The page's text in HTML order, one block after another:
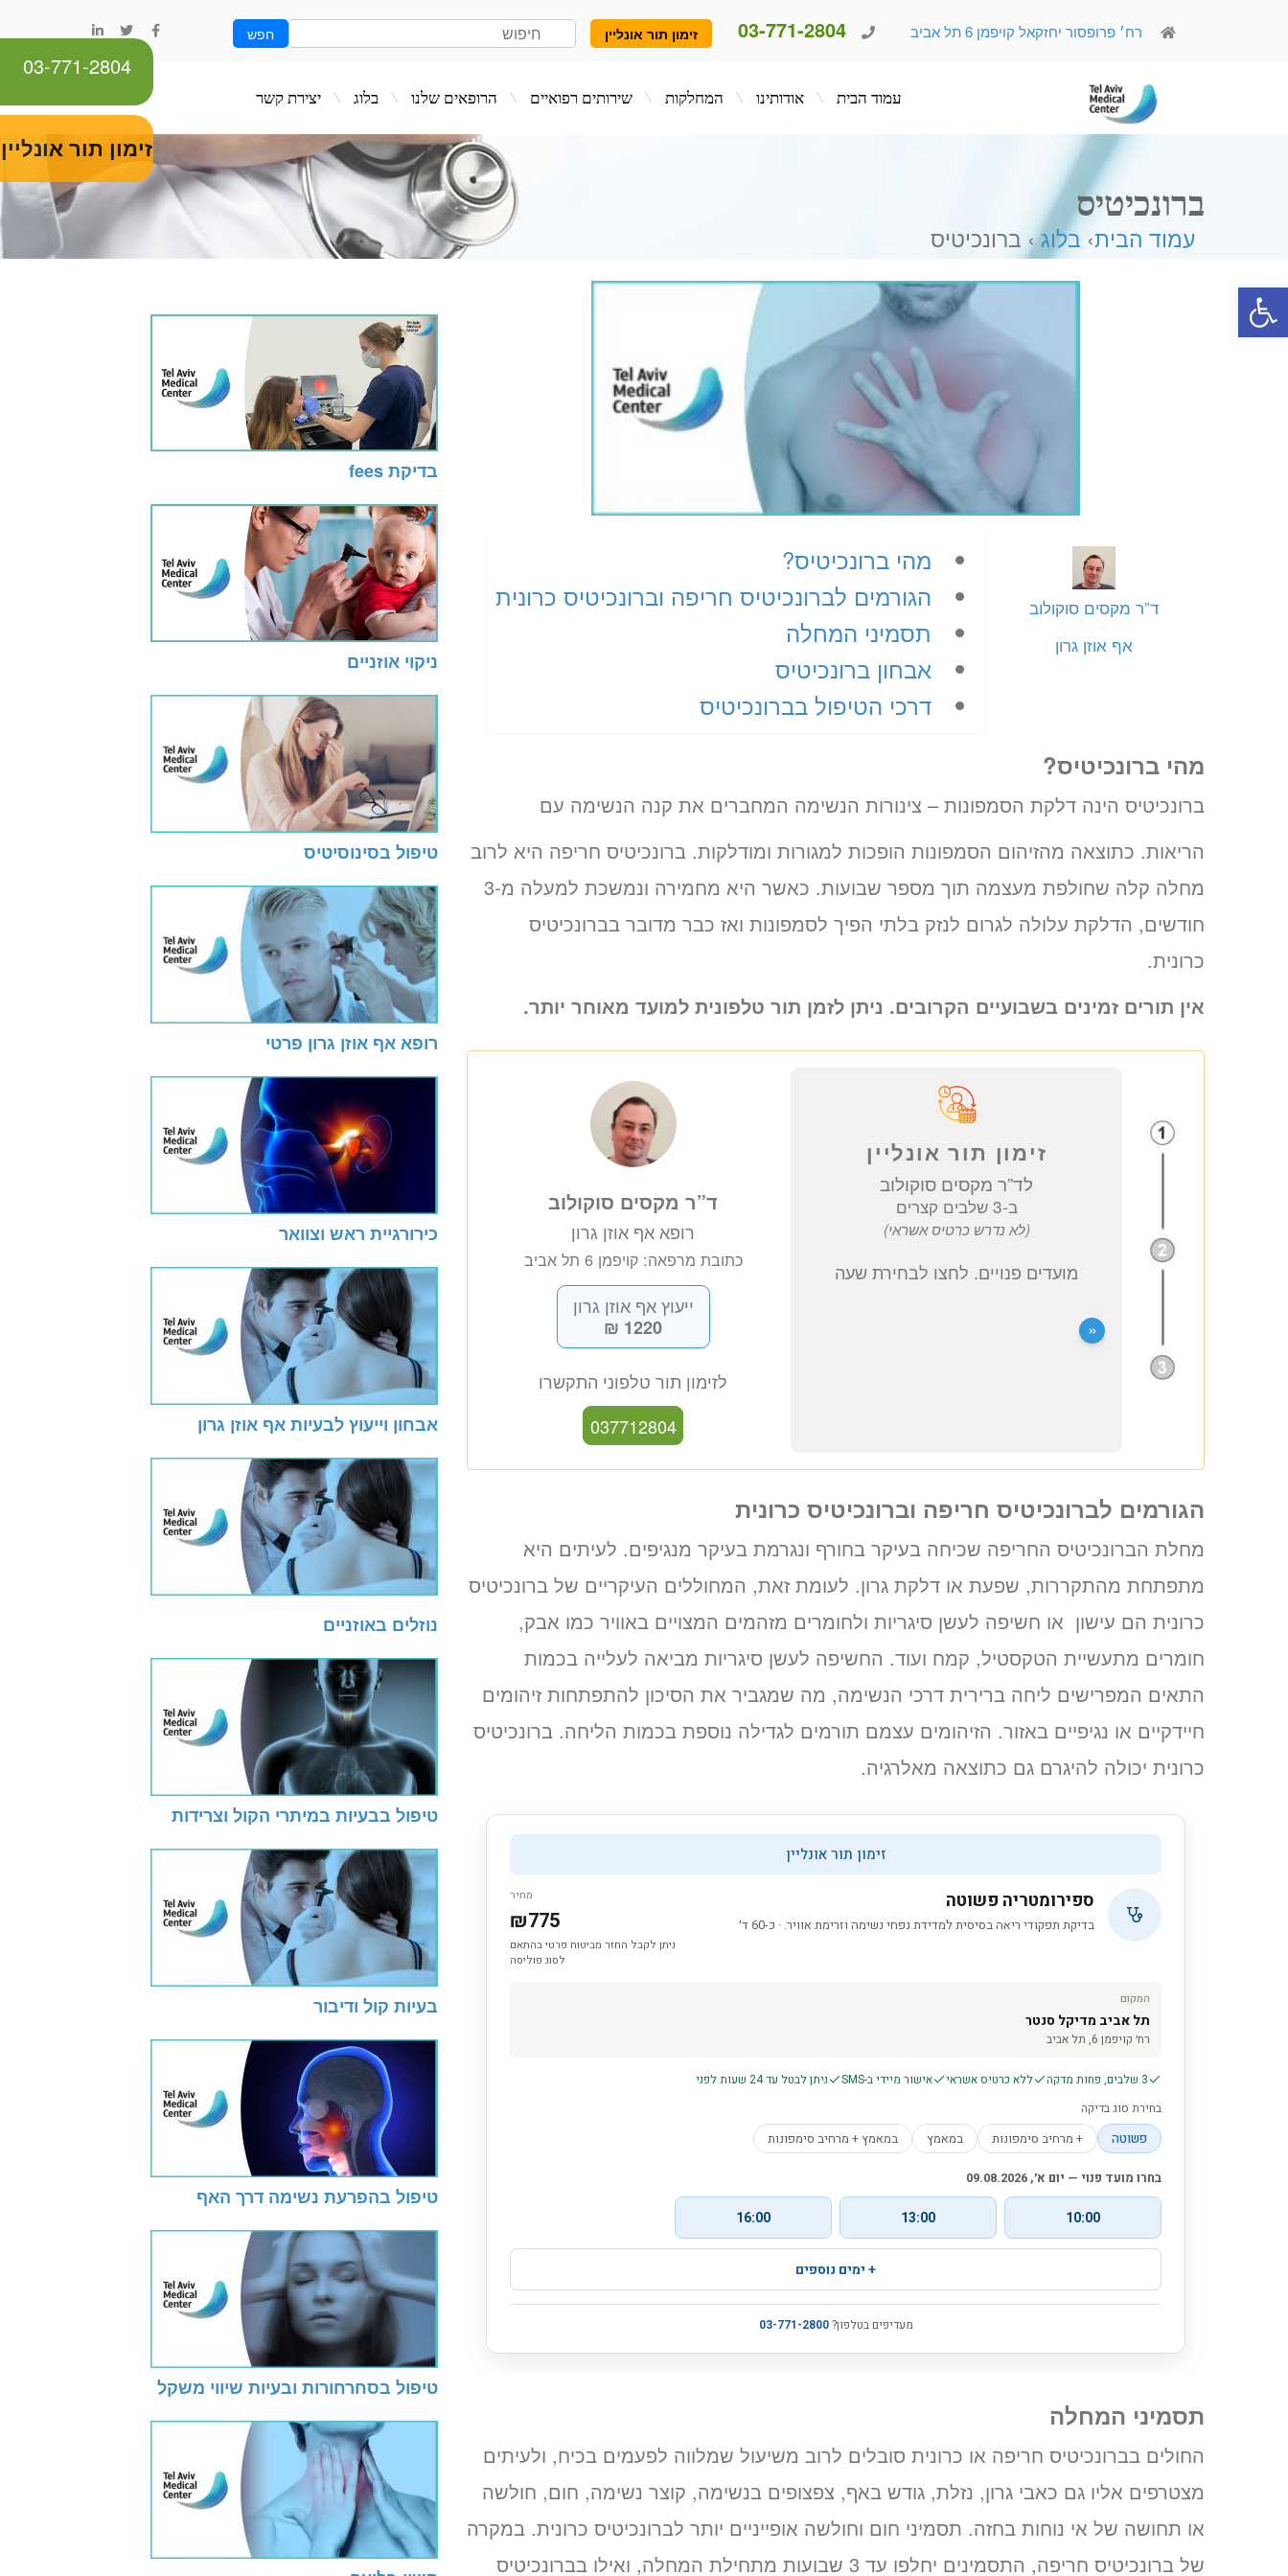
פתח סרגל נגישות
רח׳ פרופסור יחזקאל קויפמן 6 תל אביב 03-771-2804 זימון תור אונליין חפש
ברונכיטיס
עמוד הבית› בלוג› ברונכיטיס
ד”ר מקסים סוקולוב
אף אוזן גרון
מהי ברונכיטיס?
הגורמים לברונכיטיס חריפה וברונכיטיס כרונית
תסמיני המחלה
אבחון ברונכיטיס
דרכי הטיפול בברונכיטיס
מהי ברונכיטיס?
ברונכיטיס הינה דלקת הסמפונות – צינורות הנשימה המחברים את קנה הנשימה עם
הריאות. כתוצאה מהזיהום הסמפונות הופכות למגורות ומודלקות. ברונכיטיס חריפה היא לרוב
מחלה קלה שחולפת מעצמה תוך מספר שבועות. כאשר היא מחמירה ונמשכת למעלה מ-3
חודשים, הדלקת עלולה לגרום לנזק בלתי הפיך לסמפונות ואז כבר מדובר בברונכיטיס
כרונית.
אין תורים זמינים בשבועיים הקרובים. ניתן לזמן תור טלפונית למועד מאוחר יותר.
ד”ר מקסים סוקולוב
רופא אף אוזן גרון
כתובת מרפאה: קויפמן 6 תל אביב
ייעוץ אף אוזן גרון
1220 ₪
לזימון תור טלפוני התקשרו
037712804
זימון תור אונליין
לד”ר מקסים סוקולוב
הגורמים לברונכיטיס חריפה וברונכיטיס כרונית
מחלת הברונכיטיס החריפה שכיחה בעיקר בחורף ונגרמת בעיקר מנגיפים. לעיתים היא
מתפתחת מהתקררות, שפעת או דלקת גרון. לעומת זאת, המחוללים העיקריים של ברונכיטיס
כרונית הם עישון או חשיפה לעשן סיגריות ולחומרים מזהמים המצויים באוויר כמו אבק,
חומרים מתעשיית הטקסטיל, קמח ועוד. החשיפה לעשן סיגריות מביאה לעלייה בכמות
התאים המפרישים ליחה ברירית דרכי הנשימה, מה שמגביר את הסיכון להתפתחות זיהומים
חיידקיים או נגיפיים באזור. הזיהומים עצמם תורמים לגדילה נוספת בכמות הליחה. ברונכיטיס
כרונית יכולה להיגרם גם כתוצאה מאלרגיה.
תסמיני המחלה
החולים בברונכיטיס חריפה או כרונית סובלים לרוב משיעול שמלווה לפעמים בכיח, ולעיתים
מצטרפים אליו גם כאבי גרון, נזלת, גודש באף, צפצופים בנשימה, קוצר נשימה, חום, חולשה
או תחושה של אי נוחות בחזה. תסמיני חום וחולשה אופייניים יותר לברונכיטיס כרונית. במקרה
של ברונכיטיס חריפה, התסמינים יחלפו עד 3 שבועות מתחילת המחלה, ואילו בברונכיטיס
בדיקת fees
ניקוי אוזניים
טיפול בסינוסיטיס
רופא אף אוזן גרון פרטי
כירורגיית ראש וצוואר
אבחון וייעוץ לבעיות אף אוזן גרון
נוזלים באוזניים
טיפול בבעיות במיתרי הקול וצרידות
בעיות קול ודיבור
טיפול בהפרעת נשימה דרך האף
טיפול בסחרחורות ובעיות שיווי משקל
זימון תור אונליין
03-771-2804